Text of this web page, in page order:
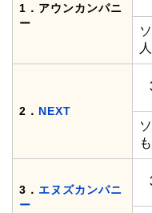
1．アウンカンパニ
ー
2． NEXT
3． エヌズカンパニ
ー